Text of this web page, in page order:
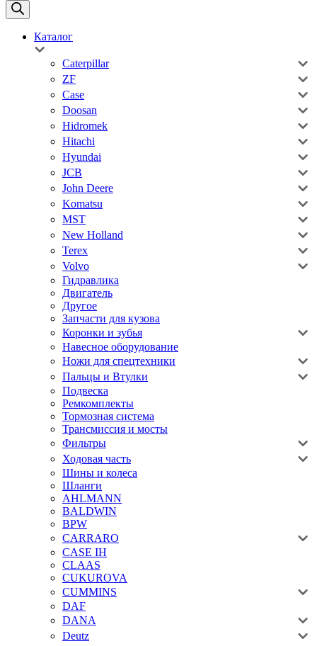
Каталог
Caterpillar
ZF
Case
Doosan
Hidromek
Hitachi
Hyundai
JCB
John Deere
Komatsu
MST
New Holland
Terex
Volvo
Гидравлика
Двигатель
Другое
Запчасти для кузова
Коронки и зубья
Навесное оборудование
Ножи для спецтехники
Пальцы и Втулки
Подвеска
Ремкомплекты
Тормозная система
Трансмиссия и мосты
Фильтры
Ходовая часть
Шины и колеса
Шланги
AHLMANN
BALDWIN
BPW
CARRARO
CASE IH
CLAAS
CUKUROVA
CUMMINS
DAF
DANA
Deutz